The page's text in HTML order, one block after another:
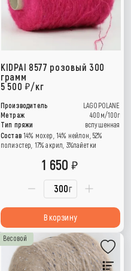
KIDPAI 8577 розовый 300
грамм
5 500 /кг
Производитель
LAGOPOLANE
Метраж
400м/100г
Тип пряжи
вспушенная
Состав 14% мохер, 14% нейлон, 52%
полиэстер, 17% акрил, 3%пайетки
г
1 650
В корзину
Весовой